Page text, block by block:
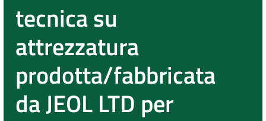
tecnica su
attrezzatura
prodotta/fabbricata
da JEOL LTD per